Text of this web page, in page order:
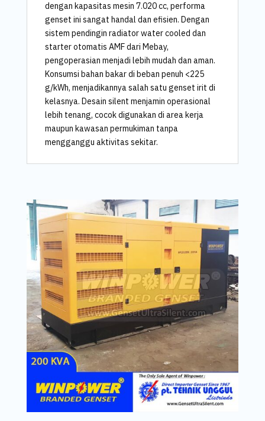
dengan kapasitas mesin 7.020 cc, performa
genset ini sangat handal dan efisien. Dengan
sistem pendingin radiator water cooled dan
starter otomatis AMF dari Mebay,
pengoperasian menjadi lebih mudah dan aman.
Konsumsi bahan bakar di beban penuh <225
g/kWh, menjadikannya salah satu genset irit di
kelasnya. Desain silent menjamin operasional
lebih tenang, cocok digunakan di area kerja
maupun kawasan permukiman tanpa
mengganggu aktivitas sekitar.